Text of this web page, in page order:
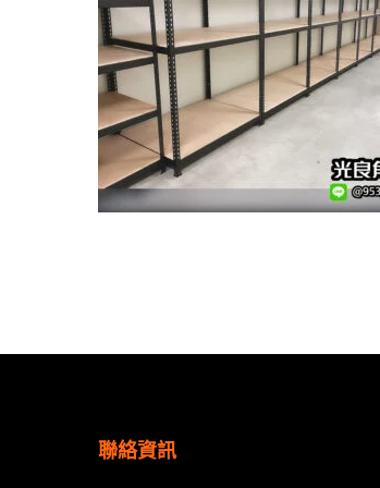
聯絡資訊